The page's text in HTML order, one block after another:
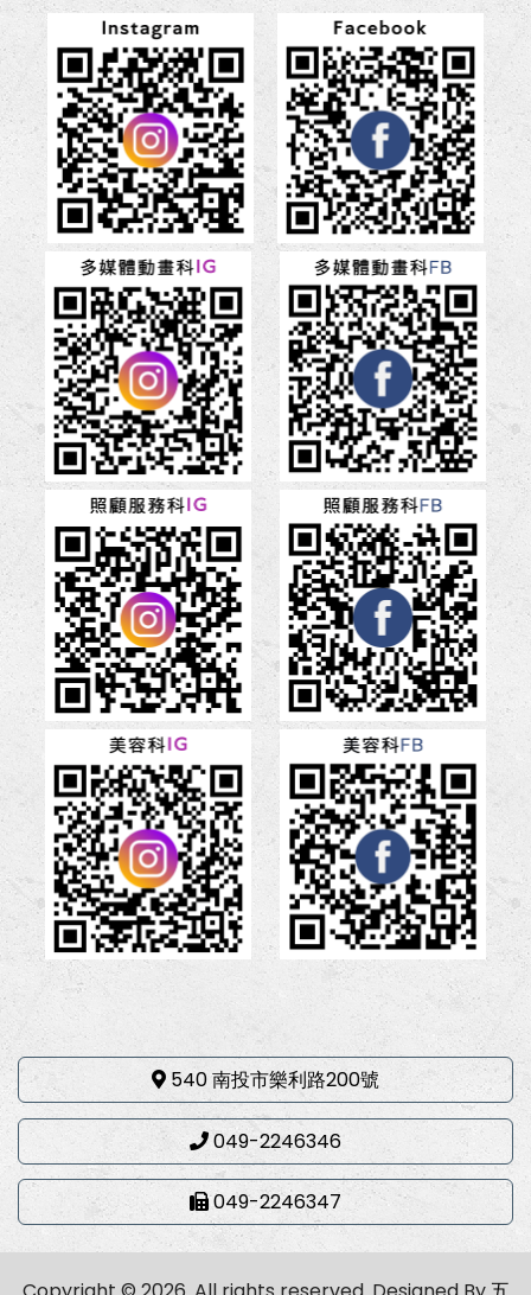
540 南投市樂利路200號
049-2246346
049-2246347